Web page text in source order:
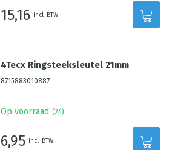
15,16 incl. BTW
4Tecx Ringsteeksleutel 21mm
8715883010887
Op voorraad (24)
6,95 incl. BTW